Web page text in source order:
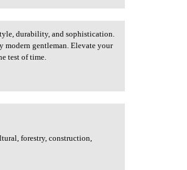
durability, and sophistication.
modern gentleman. Elevate your
test of time.
forestry, construction,